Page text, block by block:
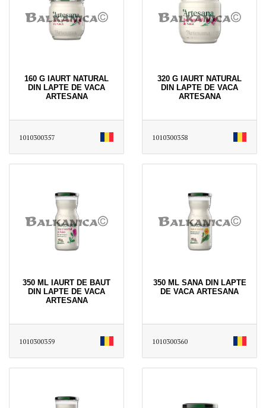
160 G IAURT NATURAL
DIN LAPTE DE VACA
ARTESANA
1010300357
320 G IAURT NATURAL
DIN LAPTE DE VACA
ARTESANA
1010300358
350 ML IAURT DE BAUT
DIN LAPTE DE VACA
ARTESANA
1010300359
350 ML SANA DIN LAPTE
DE VACA ARTESANA
1010300360